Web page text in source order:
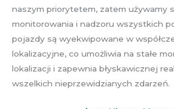
naszym priorytetem, zatem używamy
monitorowania i nadzoru wszystkich
pojazdy są wyekwipowane w
lokalizacyjne, co umożliwia na stałe
lokalizacji i zapewnia błyskawicznej
wszelkich nieprzewidzianych zdarzeń.